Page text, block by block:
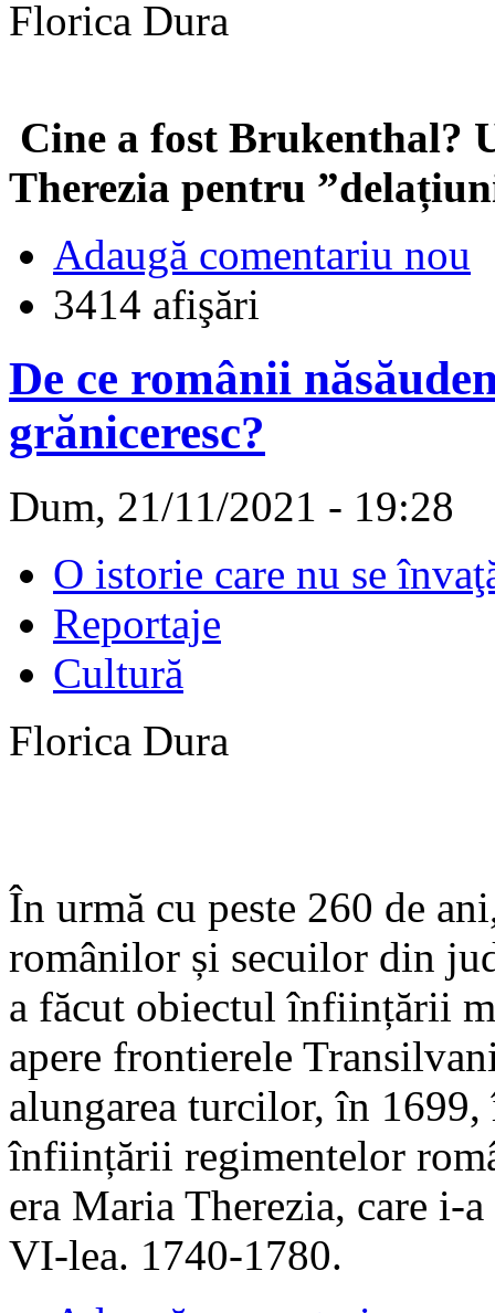
Florica Dura
Cine a fost Brukenthal?
Therezia pentru
Adaugă comentariu nou
3414 afişări
De ce românii
grăniceresc?
Dum, 21/11/2021 - 19:28
O istorie care nu se
Reportaje
Cultură
Florica Dura
În urmă cu peste 260 de
românilor și secuilor din
a făcut obiectul înființării
apere frontierele
alungarea turcilor, în
înființării regimentelor
era Maria Therezia, care i-
VI-lea. 1740-1780.